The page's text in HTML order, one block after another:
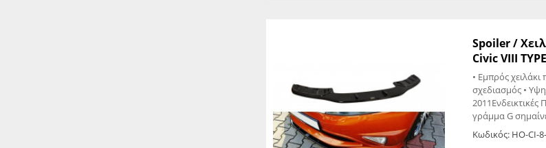
Spoiler /
Civic VIII
• Εμπρός
σχεδιασμός • Υψηλή
γράμμα G
Κωδικός: HO-CI-